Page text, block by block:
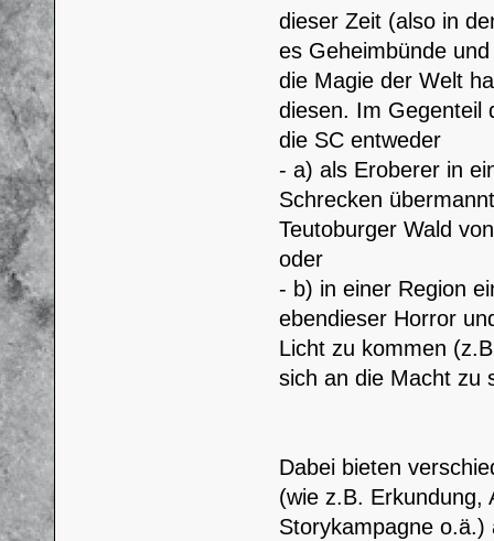
dieser Zeit (also in
es Geheimbünde
die Magie der Welt
diesen. Im Gegenteil
die SC entweder
- a) als Eroberer in
Schrecken
Teutoburger Wald
oder
- b) in einer Region
ebendieser Horror
Licht zu kommen
sich an die Macht zu
Dabei bieten
(wie z.B. Erkundung,
Storykampagne